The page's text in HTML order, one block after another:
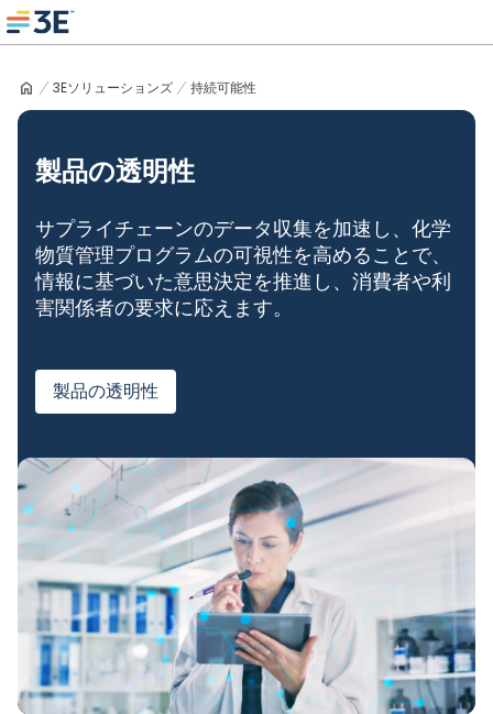
Skip
to
3E home
3Eソリューションズ 持続可能性
製品の透明性
サプライチェーンのデータ収集を加速し、化学
物質管理プログラムの可視性を高めることで、
情報に基づいた意思決定を推進し、消費者や利
害関係者の要求に応えます。
製品の透明性